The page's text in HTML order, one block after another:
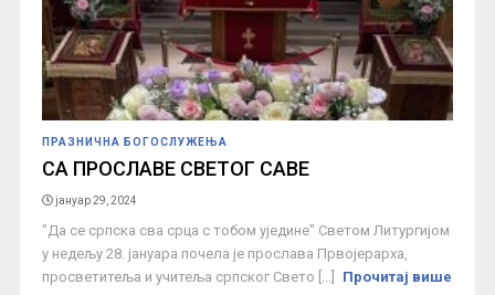
ПРАЗНИЧНА БОГОСЛУЖЕЊА
СА ПРОСЛАВЕ СВЕТОГ САВЕ
јануар 29, 2024
"Да се српска сва срца с тобом уједине" Светом Литургијом
у недељу 28. јануара почела је прослава Првојерарха,
просветитеља и учитеља српског Свето [...]
Прочитај више